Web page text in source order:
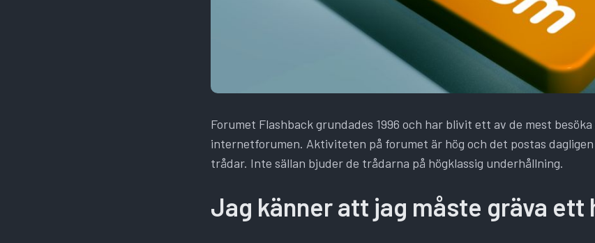
Forumet Flashback grundades 1996 och har blivit ett av de mest besöka
internetforumen. Aktiviteten på forumet är hög och det postas dagligen
trådar. Inte sällan bjuder de trådarna på högklassig underhållning.
Jag känner att jag måste gräva ett